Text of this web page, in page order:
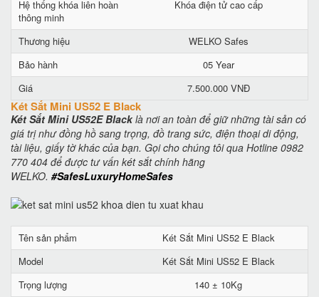
Hệ thống khóa liên hoàn
thông minh
Khóa điện tử cao cấp
Thương hiệu
WELKO Safes
Bảo hành
05 Year
Giá
7.500.000 VNĐ
Két Sắt Mini US52 E Black
Két Sắt Mini US52E Blacklà nơi an toàn để giữ những tài sản có
giá trị như đồng hồ sang trọng, đồ trang sức, điện thoại di động,
tài liệu, giấy tờ khác của bạn. Gọi cho chúng tôi qua Hotline 0982
770 404 để được tư vấn két sắt chính hãng
WELKO. #SafesLuxuryHomeSafes
Tên sản phẩm
Két Sắt Mini US52 E Black
Model
Két Sắt Mini US52 E Black
Trọng lượng
140 ± 10Kg